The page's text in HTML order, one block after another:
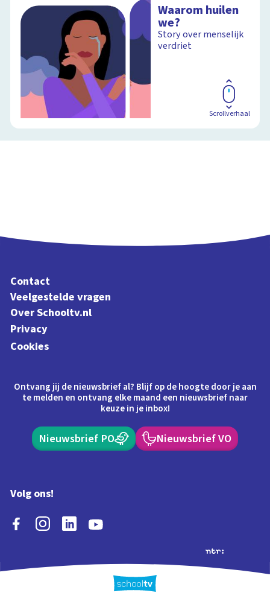
Waarom huilen
we?
Story over menselijk
verdriet
Scrollverhaal
Contact
Veelgestelde vragen
Over Schooltv.nl
Privacy
Cookies
Ontvang jij de nieuwsbrief al? Blijf op de hoogte door je aan
te melden en ontvang elke maand een nieuwsbrief naar
keuze in je inbox!
Nieuwsbrief PO Nieuwsbrief VO
Volg ons!